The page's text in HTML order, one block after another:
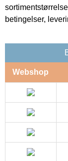
betingelser,
Webshop